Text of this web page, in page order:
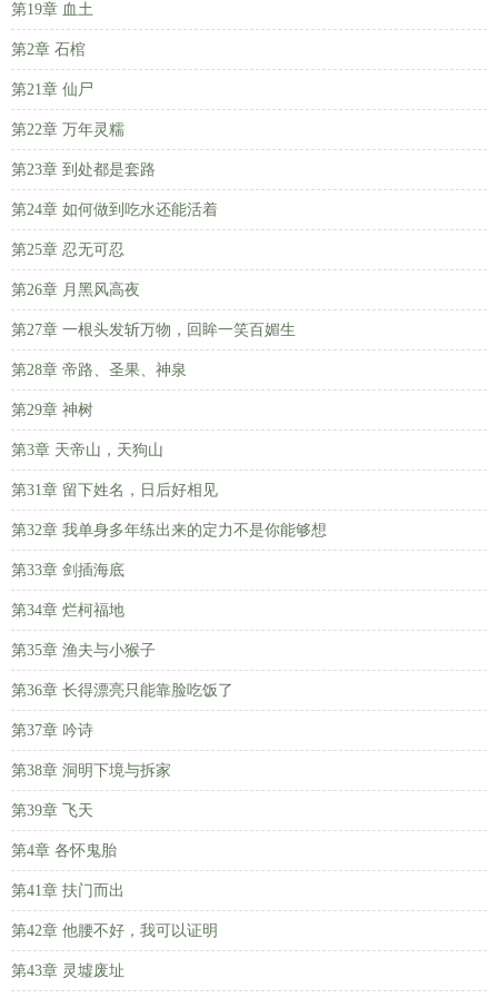
第19章 血土
第2章 石棺
第21章 仙尸
第22章 万年灵糯
第23章 到处都是套路
第24章 如何做到吃水还能活着
第25章 忍无可忍
第26章 月黑风高夜
第27章 一根头发斩万物，回眸一笑百媚生
第28章 帝路、圣果、神泉
第29章 神树
第3章 天帝山，天狗山
第31章 留下姓名，日后好相见
第32章 我单身多年练出来的定力不是你能够想
第33章 剑插海底
第34章 烂柯福地
第35章 渔夫与小猴子
第36章 长得漂亮只能靠脸吃饭了
第37章 吟诗
第38章 洞明下境与拆家
第39章 飞天
第4章 各怀鬼胎
第41章 扶门而出
第42章 他腰不好，我可以证明
第43章 灵墟废址